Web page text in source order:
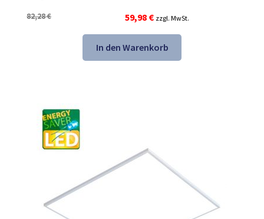
82,28€
Ursprünglicher
Preis
war:
82,28 €
59,98 €Aktueller
Preis
ist:
59,98 €.
zzgl. MwSt.
In den Warenkorb